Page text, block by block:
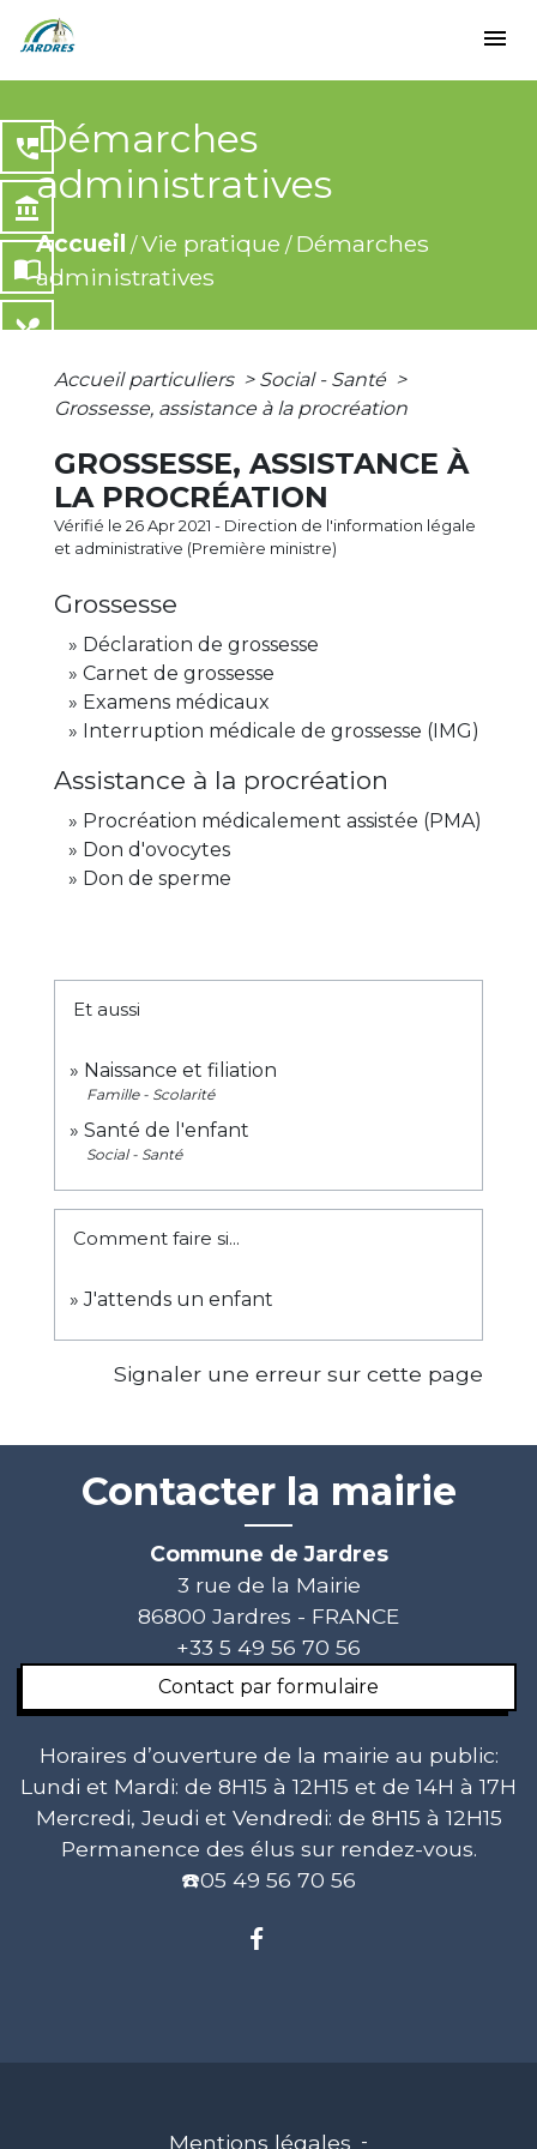
menu
Démarches
administratives
Accueil /Vie pratique / Démarches
administratives
perm_phone_msg
account_balance
import_contacts
local_dining
Accueil particuliers > Social - Santé >
Grossesse, assistance à la procréation
GROSSESSE, ASSISTANCE À
LA PROCRÉATION
Vérifié le 26 Apr 2021 - Direction de l'information légale
et administrative (Première ministre)
Grossesse
Déclaration de grossesse
Carnet de grossesse
Examens médicaux
Interruption médicale de grossesse (IMG)
Assistance à la procréation
Procréation médicalement assistée (PMA)
Don d'ovocytes
Don de sperme
Et aussi
Naissance et filiation
Famille - Scolarité
Santé de l'enfant
Social - Santé
Comment faire si...
J'attends un enfant
Signaler une erreur sur cette page
Contacter la mairie
Commune de Jardres
3 rue de la Mairie
86800 Jardres - FRANCE
+33 5 49 56 70 56
Contact par formulaire
Horaires d’ouverture de la mairie au public:
Lundi et Mardi: de 8H15 à 12H15 et de 14H à 17H
Mercredi, Jeudi et Vendredi: de 8H15 à 12H15
Permanence des élus sur rendez-vous.
☎️05 49 56 70 56
Mentions légales -